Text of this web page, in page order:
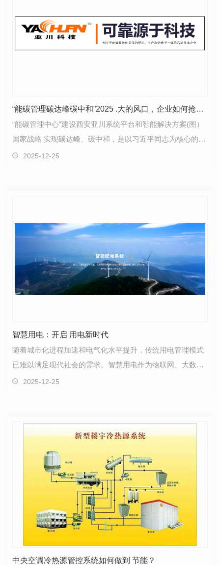
“能碳管理碳达峰碳中和”2025 .大的风口，企业如何抢抓红利 ?
“能碳管理中心”建设西安亚川系统平台和智能解决方案(图）
国家战略 实现碳达峰、碳中和，是以习近平同志为核心的党
中央经过深思熟虑作出的重大战略决策，事…
2025-12-25
智慧用电：开启 用电新时代
随着城市化进程加速和电气化水平提升，传统用电管理模式
已难以满足现代社会的需求。智慧用电作为物联网、大数据
与人工智能技术深度融合的产物，正通过实时监测、智…
2025-12-25
中央空调冷热源管控系统如何做到 节能？